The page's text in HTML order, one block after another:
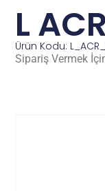
L
Ürün Kodu:
Sipariş Vermek